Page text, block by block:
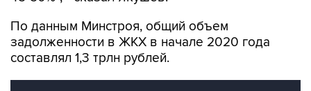
По данным Минстроя, общий объем
задолженности в ЖКХ в начале 2020 года
составлял 1,3 трлн рублей.